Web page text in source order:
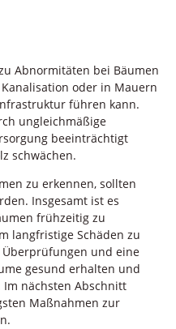
Abnormitäten bei Bäumen
oder in Mauern
führen kann.
ungleichmäßige
beeinträchtigt
schwächen.
zu erkennen, sollten
Insgesamt ist es
frühzeitig zu
langfristige Schäden zu
und eine
gesund erhalten und
Im nächsten Abschnitt
Maßnahmen zur